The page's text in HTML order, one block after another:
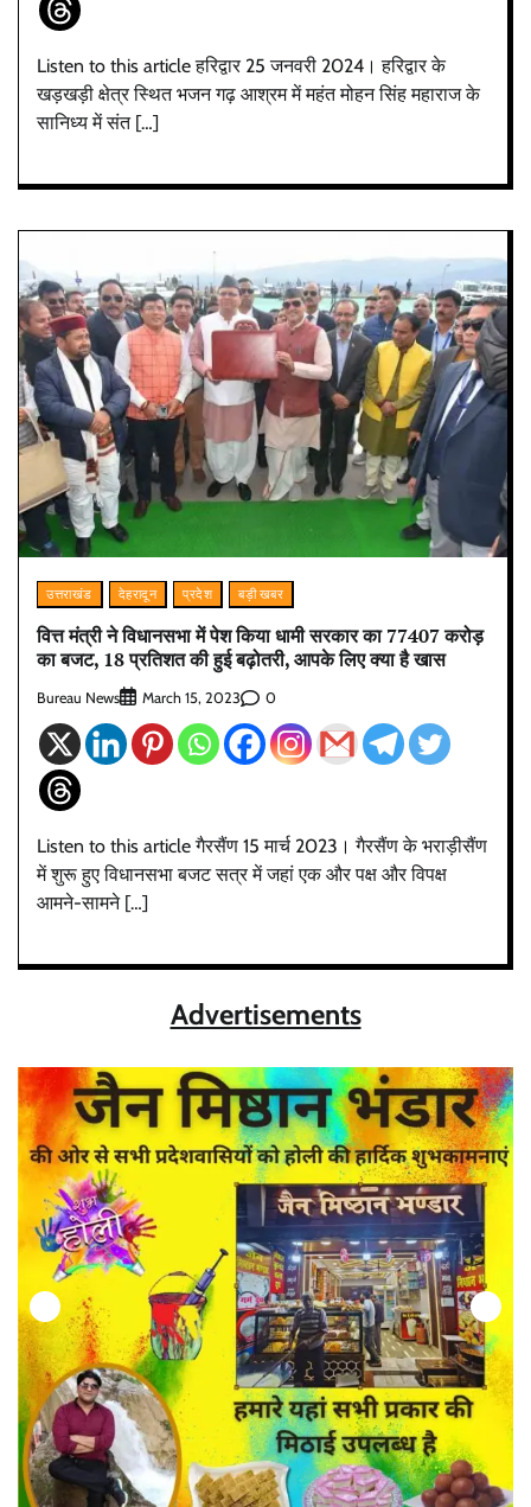
Listen to this article हरिद्वार 25 जनवरी 2024। हरिद्वार के
खड़खड़ी क्षेत्र स्थित भजन गढ़ आश्रम में महंत मोहन सिंह महाराज के
सानिध्य में संत […]
उत्तराखंड देहरादून प्रदेश बड़ी खबर
वित्त मंत्री ने विधानसभा में पेश किया धामी सरकार का 77407 करोड़
का बजट, 18 प्रतिशत की हुई बढ़ोतरी, आपके लिए क्या है खास
Bureau News March 15, 2023 0
Listen to this article गैरसैंण 15 मार्च 2023। गैरसैंण के भराड़ीसैंण
में शुरू हुए विधानसभा बजट सत्र में जहां एक और पक्ष और विपक्ष
आमने-सामने […]
Advertisements